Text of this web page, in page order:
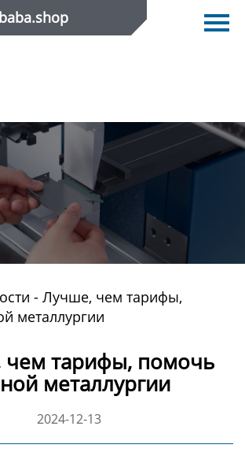
- Лучше, чем тарифы,
металлургии
тарифы, помочь
металлургии
2024-12-13